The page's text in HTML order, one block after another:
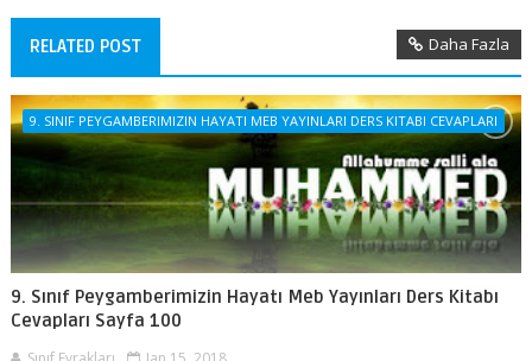
RELATED POST Daha Fazla
9. SINIF PEYGAMBERIMIZIN HAYATI MEB YAYINLARI DERS KITABI CEVAPLARI
9. Sınıf Peygamberimizin Hayatı Meb Yayınları Ders Kitabı
Cevapları Sayfa 100